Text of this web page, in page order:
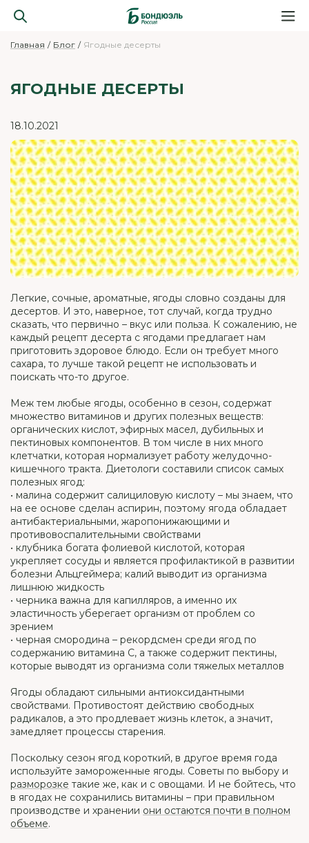
Главная Блог Ягодные десерты
ЯГОДНЫЕ ДЕСЕРТЫ
18.10.2021
Легкие, сочные, ароматные, ягоды словно созданы для
десертов. И это, наверное, тот случай, когда трудно
сказать, что первично – вкус или польза. К сожалению, не
каждый рецепт десерта с ягодами предлагает нам
приготовить здоровое блюдо. Если он требует много
сахара, то лучше такой рецепт не использовать и
поискать что-то другое.
Меж тем любые ягоды, особенно в сезон, содержат
множество витаминов и других полезных веществ:
органических кислот, эфирных масел, дубильных и
пектиновых компонентов. В том числе в них много
клетчатки, которая нормализует работу желудочно-
кишечного тракта. Диетологи составили список самых
полезных ягод:
• малина содержит салициловую кислоту – мы знаем, что
на ее основе сделан аспирин, поэтому ягода обладает
антибактериальными, жаропонижающими и
противовоспалительными свойствами
• клубника богата фолиевой кислотой, которая
укрепляет сосуды и является профилактикой в развитии
болезни Альцгеймера; калий выводит из организма
лишнюю жидкость
• черника важна для капилляров, а именно их
эластичность уберегает организм от проблем со
зрением
• черная смородина – рекордсмен среди ягод по
содержанию витамина С, а также содержит пектины,
которые выводят из организма соли тяжелых металлов
Ягоды обладают сильными антиоксидантными
свойствами. Противостоят действию свободных
радикалов, а это продлевает жизнь клеток, а значит,
замедляет процессы старения.
Поскольку сезон ягод короткий, в другое время года
используйте замороженные ягоды. Советы по выбору и
разморозке такие же, как и с овощами. И не бойтесь, что
в ягодах не сохранились витамины – при правильном
производстве и хранении они остаются почти в полном
объеме.